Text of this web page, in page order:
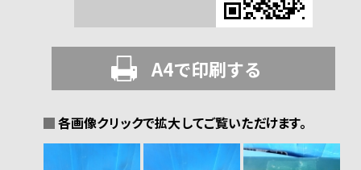
A4で印刷する
各画像クリックで拡大してご覧いただけます。